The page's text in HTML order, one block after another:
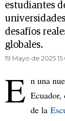
estudiantes
desafíos
globales.
19 Mayo de 2025
E n una
Ecuador,
de la